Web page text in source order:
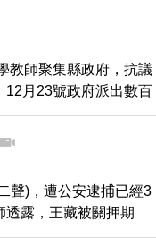
上萬名退役老兵包圍中
教師聚集縣政府，抗議
12月23號政府派出數百
老師上訪。
聲)，遭公安逮捕已經3
露，王藏被關押期
死過去。